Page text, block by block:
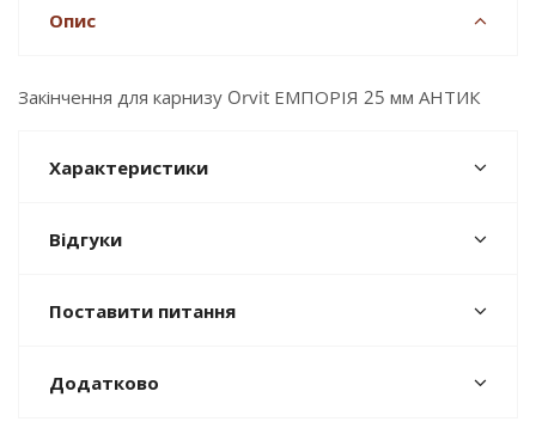
Опис
Закінчення для карнизу Orvit ЕМПОРІЯ 25 мм АНТИК
Характеристики
Відгуки
Поставити питання
Додатково